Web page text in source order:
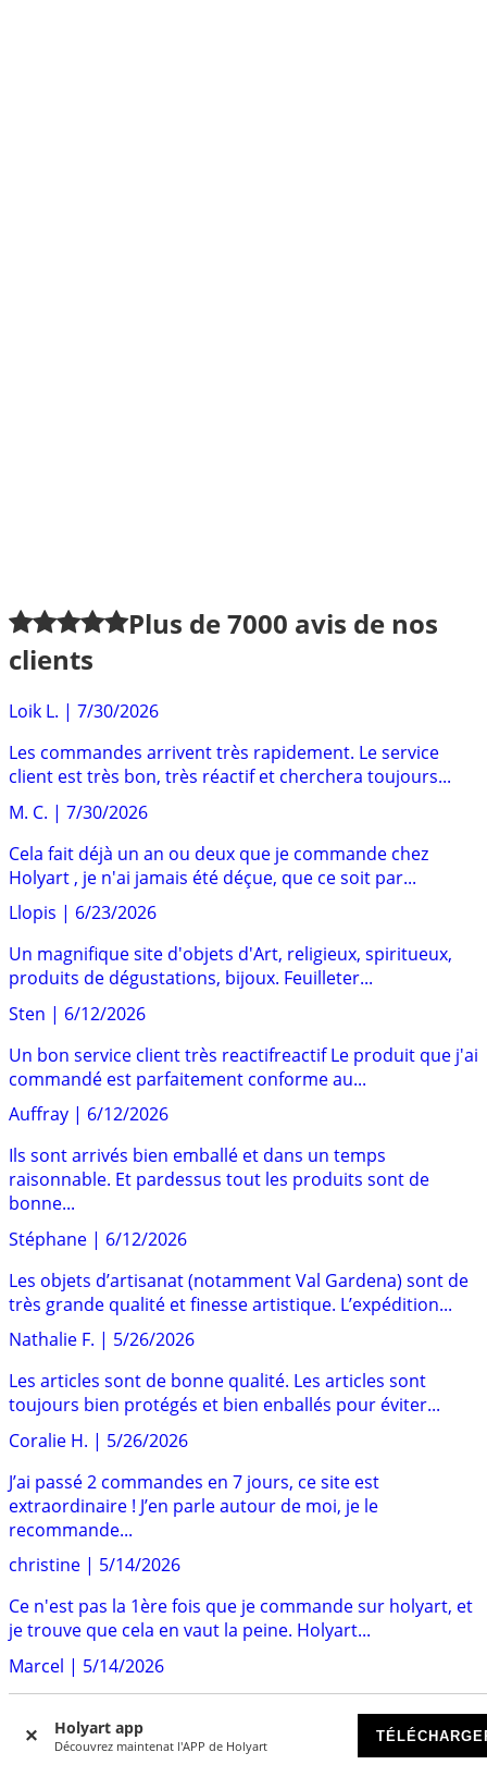
Holyart app
Découvrez maintenat l'APP de Holyart
Plus de7000 avis de nos
clients
Loik L. | 7/30/2026
Les commandes arrivent très rapidement. Le service
client est très bon, très réactif et cherchera toujours...
M. C. | 7/30/2026
Cela fait déjà un an ou deux que je commande chez
Holyart , je n'ai jamais été déçue, que ce soit par...
Llopis | 6/23/2026
Un magnifique site d'objets d'Art, religieux, spiritueux,
produits de dégustations, bijoux. Feuilleter...
Sten | 6/12/2026
Un bon service client très reactifreactif Le produit que j'ai
commandé est parfaitement conforme au...
Auffray | 6/12/2026
Ils sont arrivés bien emballé et dans un temps
raisonnable. Et pardessus tout les produits sont de
bonne...
Stéphane | 6/12/2026
Les objets d’artisanat (notamment Val Gardena) sont de
très grande qualité et finesse artistique. L’expédition...
Nathalie F. | 5/26/2026
Les articles sont de bonne qualité. Les articles sont
toujours bien protégés et bien enballés pour éviter...
Coralie H. | 5/26/2026
J’ai passé 2 commandes en 7 jours, ce site est
extraordinaire ! J’en parle autour de moi, je le
recommande...
christine | 5/14/2026
Ce n'est pas la 1ère fois que je commande sur holyart, et
je trouve que cela en vaut la peine. Holyart...
Marcel | 5/14/2026
permettant un choix adapté à mes attentes....